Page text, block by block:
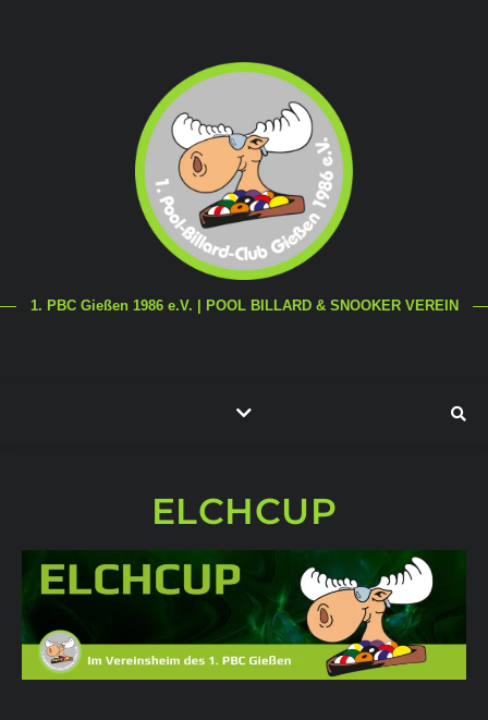
1. PBC Gießen 1986 e.V. | POOL BILLARD & SNOOKER VEREIN
ELCHCUP